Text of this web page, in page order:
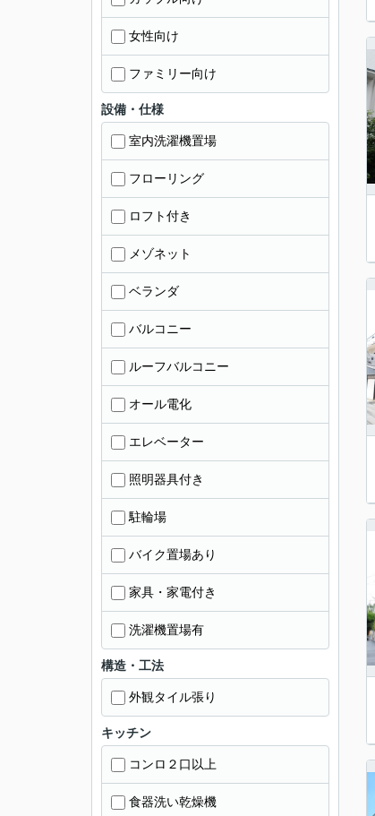
女性向け
ファミリー向け
設備・仕様
室内洗濯機置場
フローリング
ロフト付き
メゾネット
ベランダ
バルコニー
ルーフバルコニー
オール電化
エレベーター
照明器具付き
駐輪場
バイク置場あり
家具・家電付き
洗濯機置場有
構造・工法
外観タイル張り
キッチン
コンロ２口以上
食器洗い乾燥機